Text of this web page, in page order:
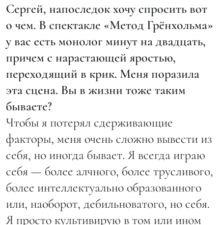
Сергей, напоследок хочу спросить вот
о чем. В спектакле «Метод Грёнхольма»
у вас есть монолог минут на двадцать,
причем с нарастающей яростью,
переходящий в крик. Меня поразила
эта сцена. Вы в жизни тоже таким
бываете?
Чтобы я потерял сдерживающие
факторы, меня очень сложно вывести из
себя, но иногда бывает. Я всегда играю
себя — более алчного, более трусливого,
более интеллектуально образованного
или, наоборот, дебильноватого, но себя.
Я просто культивирую в том или ином